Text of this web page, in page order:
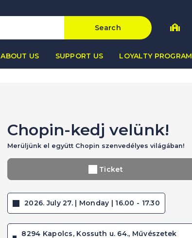
Search
ABOUT US SUPPORT US LOYALTY PROGRAM
Chopin-kedj velünk!
Merüljünk el együtt Chopin szenvedélyes világában!
Ticket
2026. July 27. | Monday | 16.00 - 17.30
8294 Kapolcs, Kossuth u. 64., Művészetek